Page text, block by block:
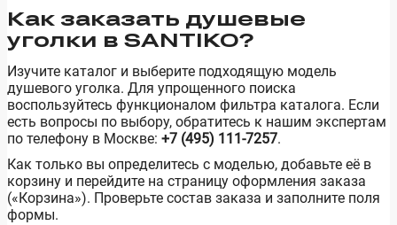
Как заказать душевые
уголки в SANTIKO?
Изучите каталог и выберите подходящую модель
душевого уголка. Для упрощенного поиска
воспользуйтесь функционалом фильтра каталога. Если
есть вопросы по выбору, обратитесь к нашим экспертам
по телефону в Москве: +7 (495) 111-7257.
Как только вы определитесь с моделью, добавьте её в
корзину и перейдите на страницу оформления заказа
(«Корзина»). Проверьте состав заказа и заполните поля
формы.